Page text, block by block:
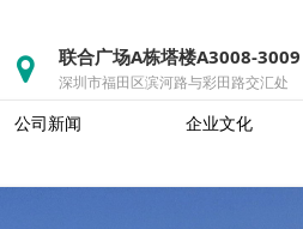
联合广场A栋塔楼A3008-3009
深圳市福田区滨河路与彩田路交汇处
公司新闻 企业文化